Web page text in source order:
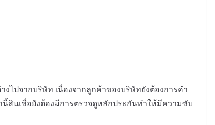
ไปจากบริษัท เนื่องจากลูกค้าของบริษัทยังต้องการคำ
สินเชื่อยังต้องมีการตรวจดูหลักประกันทำให้มีความซับ